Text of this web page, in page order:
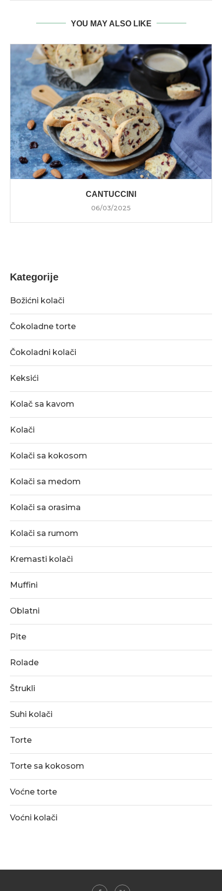
YOU MAY ALSO LIKE
CANTUCCINI
06/03/2025
Kategorije
Božićni kolači
Čokoladne torte
Čokoladni kolači
Keksići
Kolač sa kavom
Kolači
Kolači sa kokosom
Kolači sa medom
Kolači sa orasima
Kolači sa rumom
Kremasti kolači
Muffini
Oblatni
Pite
Rolade
Štrukli
Suhi kolači
Torte
Torte sa kokosom
Voćne torte
Voćni kolači